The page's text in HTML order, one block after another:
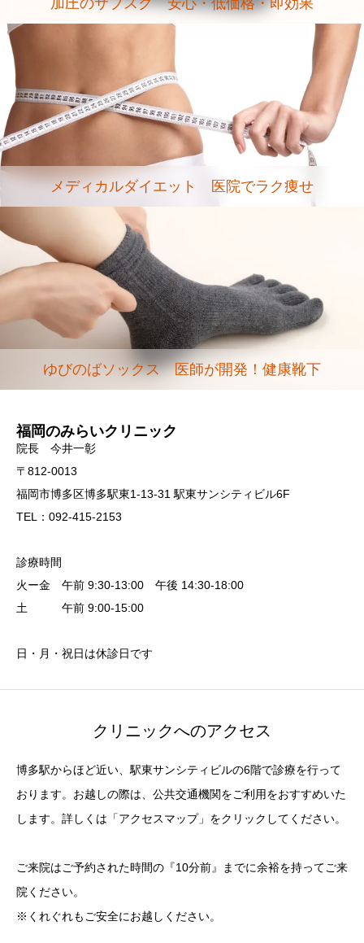
メディカルダイエット 医院でラク痩せ
ゆびのばソックス 医師が開発！健康靴下
福岡のみらいクリニック
院長 今井一彰
〒812-0013
福岡市博多区博多駅東1-13-31 駅東サンシティビル6F
TEL：092-415-2153
診療時間
火ー金 午前 9:30-13:00 午後 14:30-18:00
土 午前 9:00-15:00
日・月・祝日は休診日です
クリニックへのアクセス
博多駅からほど近い、駅東サンシティビルの6階で診療を行って
おります。お越しの際は、公共交通機関をご利用をおすすめいた
します。詳しくは「アクセスマップ」をクリックしてください。
ご来院はご予約された時間の『10分前』までに余裕を持ってご来
院ください。
※くれぐれもご安全にお越しください。